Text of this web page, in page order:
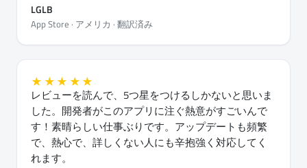
LGLB
App Store · アメリカ · 翻訳済み
★★★★★
レビューを読んで、5つ星をつけるしかないと思いま
した。開発者がこのアプリに注ぐ熱意がすごいんで
す！素晴らしい仕事ぶりです。アップデートも頻繁
で、熱心で、詳しくない人にも辛抱強く対応してく
れます。